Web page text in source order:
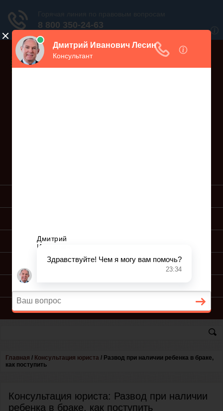
ПОДАЧА ИСКА
КОНСУЛЬТАЦИЯ ЮРИСТА
Главная / Консультация юриста / Развод при наличии ребенка в браке,
как поступить
Консультация юриста: Развод при наличии
ребенка в браке, как поступить